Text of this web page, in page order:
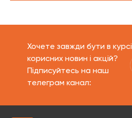
Хочете завжди бути в курсі
корисних новин і акцій?
Підписуйтесь на наш
телеграм канал: